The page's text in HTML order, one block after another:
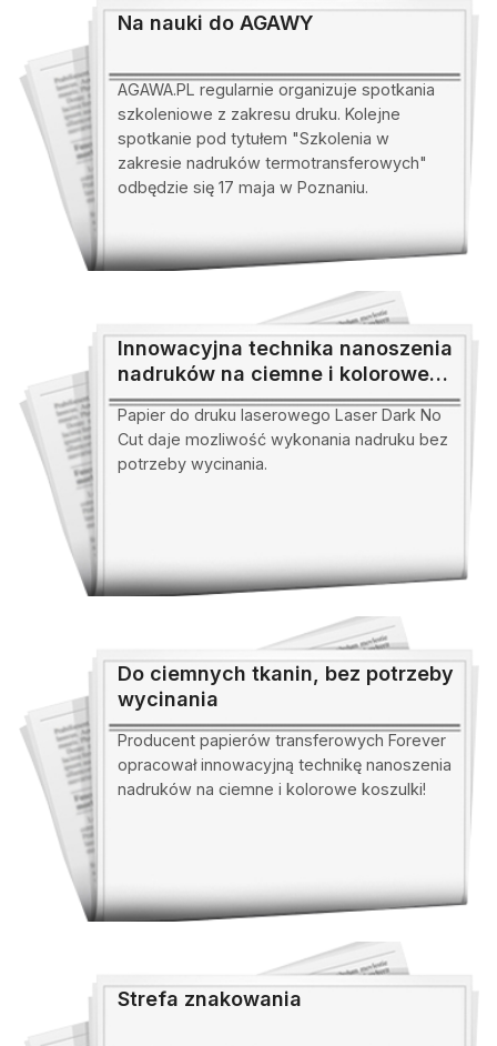
Na nauki do AGAWY
AGAWA.PL regularnie organizuje spotkania
szkoleniowe z zakresu druku. Kolejne
spotkanie pod tytułem "Szkolenia w
zakresie nadruków termotransferowych"
odbędzie się 17 maja w Poznaniu.
Innowacyjna technika nanoszenia
nadruków na ciemne i kolorowe
koszulki
Papier do druku laserowego Laser Dark No
Cut daje mozliwość wykonania nadruku bez
potrzeby wycinania.
Do ciemnych tkanin, bez potrzeby
wycinania
Producent papierów transferowych Forever
opracował innowacyjną technikę nanoszenia
nadruków na ciemne i kolorowe koszulki!
Strefa znakowania